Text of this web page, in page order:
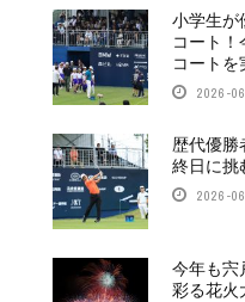
小学生が
コート
コートを
2026-
歴代優勝
終日に挑
2026-
今年も宍
彩る花火